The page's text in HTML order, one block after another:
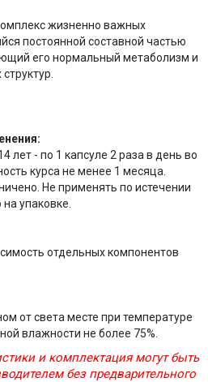
жизненно важных
постоянной составной частью
его нормальный метаболизм и
лет - по 1 капсуле 2 раза в день во
курса не менее 1 месяца.
Не применять по истечении
упаковке.
отдельных компонентов
от света месте при температуре
влажности не более 75%.
и комплектация могут быть
без предварительного